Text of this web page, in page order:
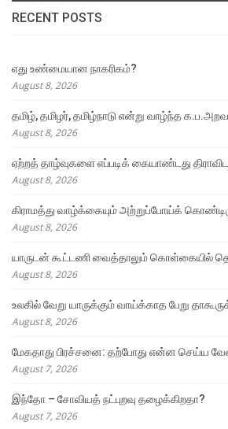
RECENT POSTS
எது உண்மையான நாகரிகம்?
August 8, 2026
தமிழ், தமிழர், தமிழ்நாடு என்று வாழ்ந்த
August 8, 2026
ஏற்றத் தாழ்வுகளை எப்படிக் கையாண்டது
August 8, 2026
கிராமத்து வாழ்க்கையும் அற்றுப்போய்க்
August 8, 2026
யாருடன் கூட்டணி வைத்தாலும் கொள்கையில்
August 8, 2026
உலகில் வேறு யாருக்கும் வாய்க்காத பேறு
August 8, 2026
மேகதாது பிரச்சனை: தற்போது என்ன செய்ய
August 7, 2026
இந்தோ – சோவியத் நட்புறவு தழைக்கிறதா?
August 7, 2026